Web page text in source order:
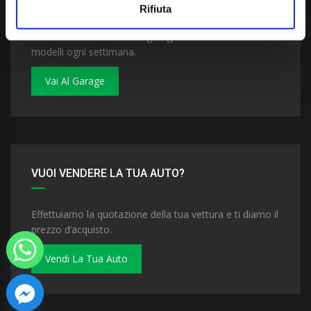
Rifiuta
Dai un'occhiata al nostro garage. Troverai nuovi
modelli ogni settimana.
Vai Al Garage
VUOI VENDERE LA TUA AUTO?
Effettuiamo la quotazione della tua vettura e ti diamo il
prezzo d’acquisto.
Vendi La Tua Auto